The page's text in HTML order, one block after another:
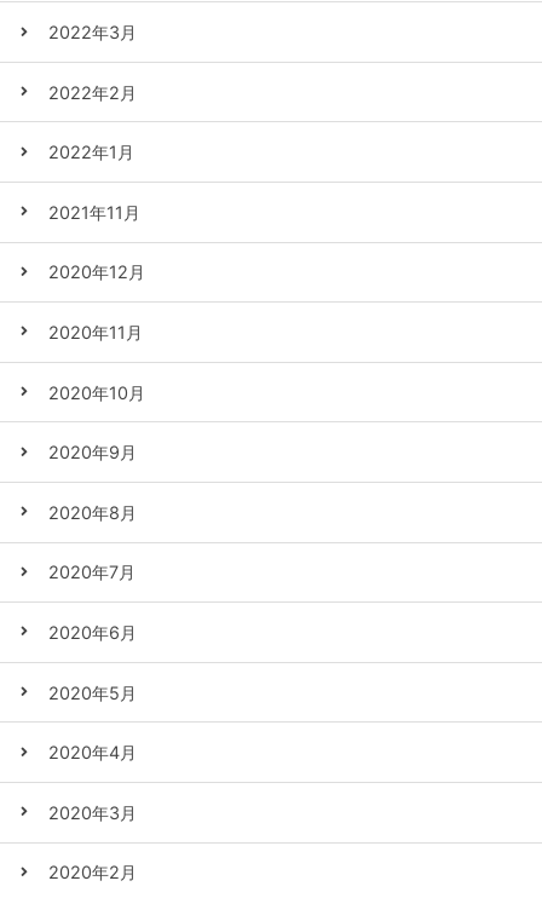
2022年3月
2022年2月
2022年1月
2021年11月
2020年12月
2020年11月
2020年10月
2020年9月
2020年8月
2020年7月
2020年6月
2020年5月
2020年4月
2020年3月
2020年2月